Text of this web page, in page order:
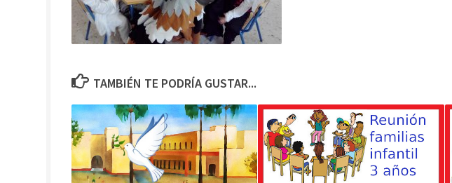
TAMBIÉN TE PODRÍA GUSTAR...